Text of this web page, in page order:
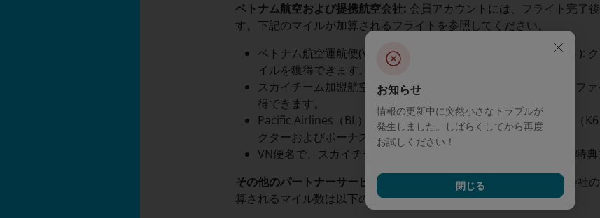
お知らせ
情報の更新中に突然小さなトラブルが
発生しました。しばらくしてから再度
お試しください！
閉じる
ベトナム航空および提携航空会社: 会員アカウントには、フライト完了
す。下記のマイルが加算されるフライトを参照してください。
ベトナム航空運航便(VN番号はベトナム航空が運航するフライト):
イルを獲得できます。
スカイチーム加盟航空会社が運航するVN番号の国際線：クオリフ
得できます。
Pacific Airlines（BL）、VASCO（0V）、Cambodia Angkor Air（
クターおよびボーナスマイルを獲得できます。
VN便名で、スカイチーム非加盟航空会社が運航するフライト：特典
その他のパートナーサービスでのご利用:
ベトナム航空の提携航空会社
算されるマイル数は以下のとおりです。